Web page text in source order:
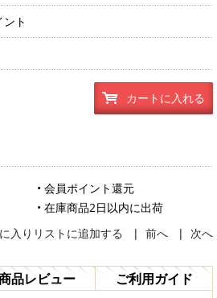
ト
カートに入れる
• 会員ポイント還元
• 在庫商品2日以内に出荷
入りリストに追加する
| 前へ | 次へ
品レビュー ご利用ガイド